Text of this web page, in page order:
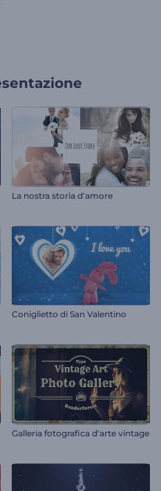
La nostra storia d'amore
Coniglietto di San Valentino
Galleria fotografica d'arte vintage